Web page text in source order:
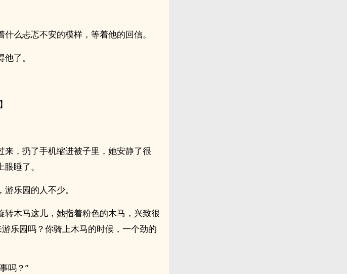
么忐忑不安的模样，等着他的回信。
了。
，扔了手机缩进被子里，她安静了很
睡了。
乐园的人不少。
木马这儿，她指着粉色的木马，兴致很
乐园吗？你骑上木马的时候，一个劲的
吗？”